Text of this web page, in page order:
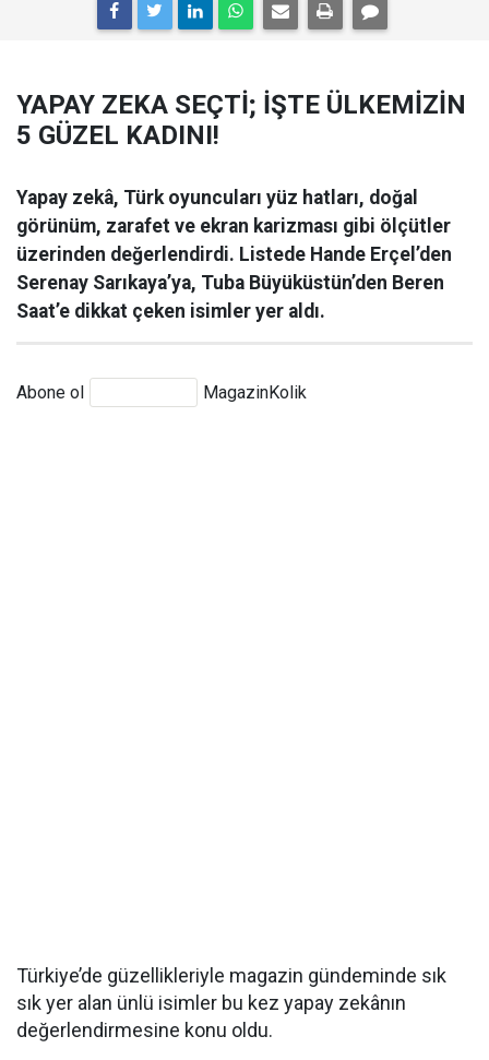
YAPAY ZEKA SEÇTİ; İŞTE ÜLKEMİZİN
5 GÜZEL KADINI!
Yapay zekâ, Türk oyuncuları yüz hatları, doğal
görünüm, zarafet ve ekran karizması gibi ölçütler
üzerinden değerlendirdi. Listede Hande Erçel’den
Serenay Sarıkaya’ya, Tuba Büyüküstün’den Beren
Saat’e dikkat çeken isimler yer aldı.
Abone ol MagazinKolik
Türkiye’de güzellikleriyle magazin gündeminde sık
sık yer alan ünlü isimler bu kez yapay zekânın
değerlendirmesine konu oldu.